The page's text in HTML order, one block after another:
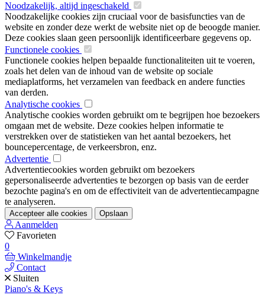
Noodzakelijk, altijd ingeschakeld
Noodzakelijke cookies zijn cruciaal voor de basisfuncties van de
website en zonder deze werkt de website niet op de beoogde manier.
Deze cookies slaan geen persoonlijk identificeerbare gegevens op.
Functionele cookies
Functionele cookies helpen bepaalde functionaliteiten uit te voeren,
zoals het delen van de inhoud van de website op sociale
mediaplatforms, het verzamelen van feedback en andere functies
van derden.
Analytische cookies
Analytische cookies worden gebruikt om te begrijpen hoe bezoekers
omgaan met de website. Deze cookies helpen informatie te
verstrekken over de statistieken van het aantal bezoekers, het
bouncepercentage, de verkeersbron, enz.
Advertentie
Advertentiecookies worden gebruikt om bezoekers
gepersonaliseerde advertenties te bezorgen op basis van de eerder
bezochte pagina's en om de effectiviteit van de advertentiecampagne
te analyseren.
Accepteer alle cookies Opslaan
Aanmelden
Favorieten
0
Winkelmandje
Contact
Sluiten
Piano's & Keys